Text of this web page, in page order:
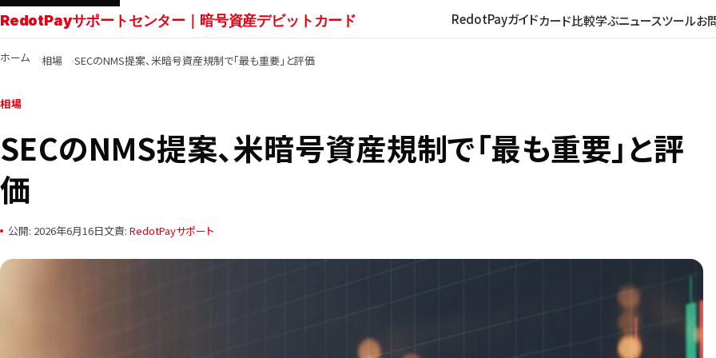
RedotPayサポートセンター｜暗号資産デビットカード RedotPayガイドカード比較学ぶニュースツールお
ホーム
相場 SECのNMS提案、米暗号資産規制で「最も重要」と評価
相場
SECのNMS提案、米暗号資産規制で「最も重要」と評
価
公開: 2026年6月16日文責: RedotPayサポート